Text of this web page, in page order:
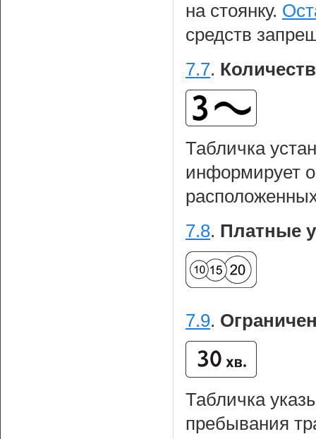
на стоянку.
средств
7.7.
Табличка
информирует
7.8. Платные
7.9.
Табличка
пребывания